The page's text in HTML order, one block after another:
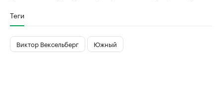
Теги
Виктор Вексельберг Южный